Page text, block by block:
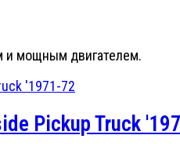
и мощным двигателем.
Pickup Truck